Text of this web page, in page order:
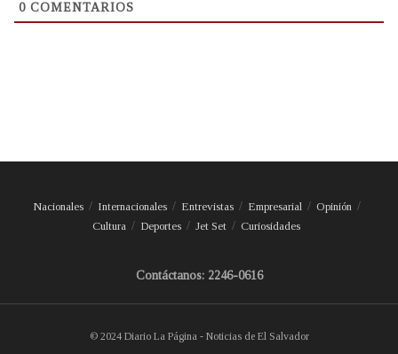
0 COMENTARIOS
Nacionales Internacionales Entrevistas Empresarial
Opinión
Cultura
Deportes Jet Set Curiosidades
Contáctanos: 2246-0616
© 2024 Diario La Página - Noticias de El Salvador